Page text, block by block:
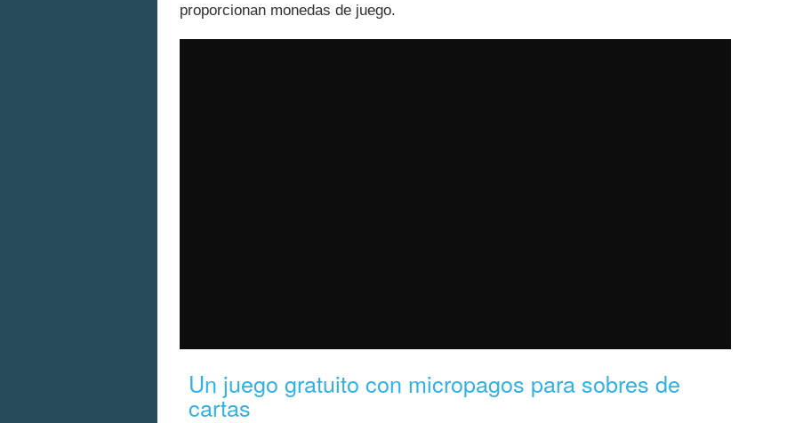
proporcionan monedas de juego.
Un juego gratuito con micropagos para sobres de
cartas